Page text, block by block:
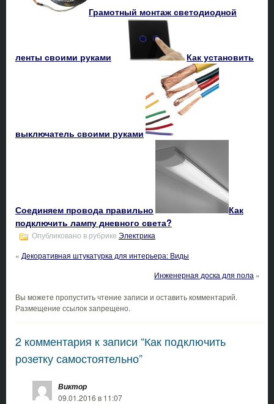
Грамотный монтаж светодиодной
ленты своими руками Как установить
выключатель своими руками
Соединяем провода правильно
Как
подключить лампу дневного света?
Опубликовано в рубрике Электрика
« Декоративная штукатурка для интерьера: Виды
Инженерная доска для пола »
Вы можете пропустить чтение записи и оставить комментарий.
Размещение ссылок запрещено.
2 комментария к записи “Как подключить
розетку самостоятельно”
Виктор
09.01.2016 в 11:07